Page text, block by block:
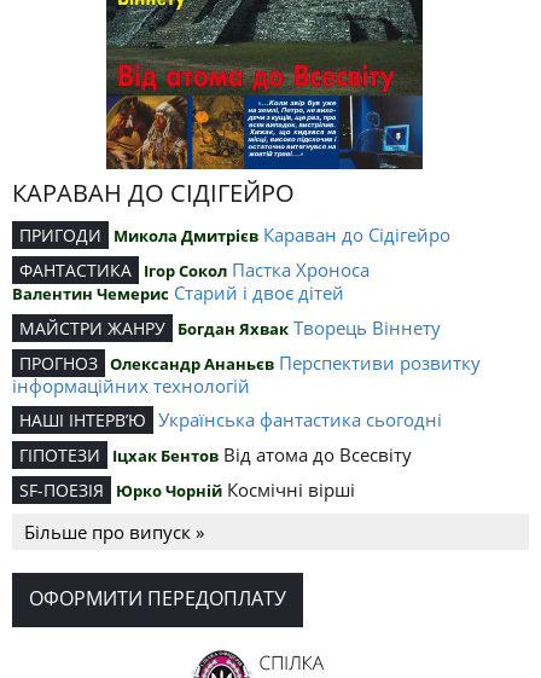
КАРАВАН ДО СІДІГЕЙРО
ПРИГОДИ Микола Дмитрієв Караван до Сідігейро
ФАНТАСТИКА Ігор Сокол Пастка Хроноса
Валентин Чемерис Старий і двоє дітей
МАЙСТРИ ЖАНРУ Богдан Яхвак Творець Віннету
ПРОГНОЗ Олександр Ананьєв Перспективи розвитку
інформаційних технологій
НАШІ ІНТЕРВ’Ю Українська фантастика сьогодні
ГІПОТЕЗИ Іцхак Бентов Від атома до Всесвіту
SF-ПОЕЗІЯ Юрко Чорній Космічні вірші
Більше про випуск »
ОФОРМИТИ ПЕРЕДОПЛАТУ